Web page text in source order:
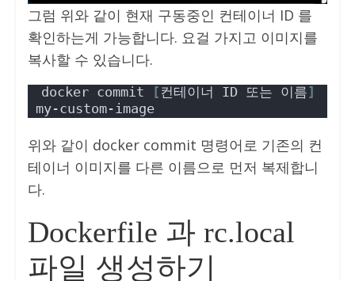
그럼 위와 같이 현재 구동중인 컨테이너 ID 를
확인하는게 가능합니다. 요걸 가지고 이미지를
복사할 수 있습니다.
docker commit [ 컨테이너 ID 또는 이름]
my-custom-image
위와 같이 docker commit 명령어로 기존의 컨
테이너 이미지를 다른 이름으로 먼저 복제합니
다.
Dockerfile 과 rc.local
파일 생성하기